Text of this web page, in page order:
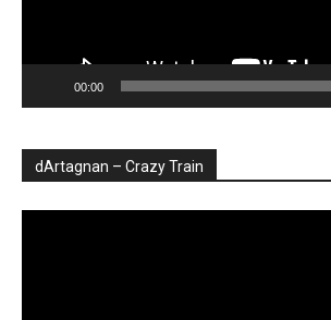
00:00
dArtagnan – Crazy Train